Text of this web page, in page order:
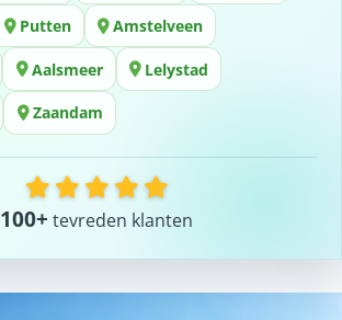
Putten Amstelveen
Aalsmeer Lelystad
Zaandam
100+ tevreden klanten